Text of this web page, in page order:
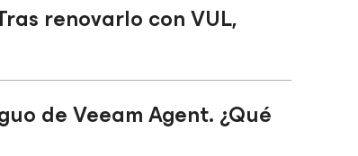
renovarlo con VUL,
de Veeam Agent. ¿Qué